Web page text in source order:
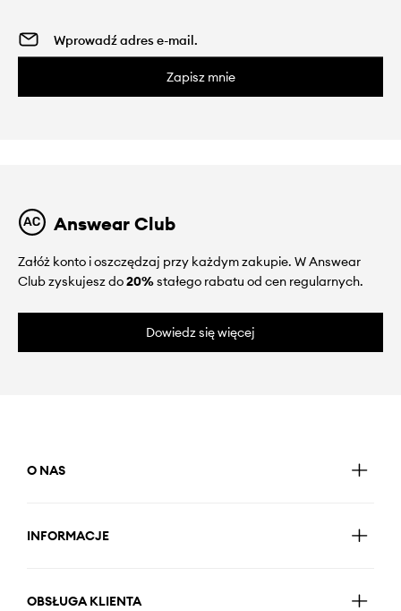
Zapisz mnie
Answear Club
Załóż konto i oszczędzaj przy każdym zakupie. W Answear
Club zyskujesz do20%stałego rabatu od cen regularnych.
Dowiedz się więcej
O NAS
INFORMACJE
OBSŁUGA KLIENTA